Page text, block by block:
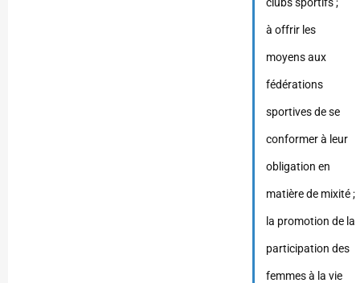
à offrir les
moyens aux
fédérations
sportives de se
conformer à leur
obligation en
matière de mixité ;
la promotion de la
participation des
femmes à la vie